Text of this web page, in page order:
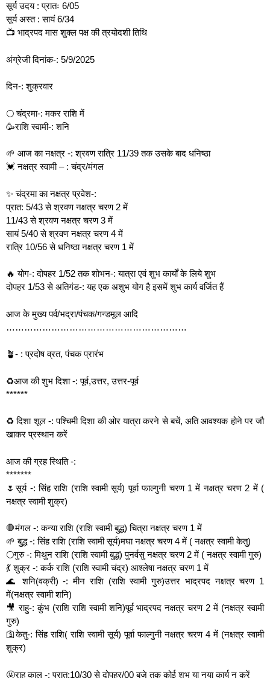
सूर्य उदय : प्रातः 6/05
सूर्य अस्त : सायं 6/34
📺 भाद्रपद मास शुक्ल पक्ष की त्रयोदशी तिथि
अंग्रेजी दिनांक-: 5/9/2025
दिन-: शुक्रवार
🌕 चंद्रमा-: मकर राशि में
🥳राशि स्वामी-: शनि
🌱 आज का नक्षत्र -: श्रवण रात्रि 11/39 तक उसके बाद धनिष्ठा
💓 नक्षत्र स्वामी – : चंद्र/मंगल
✨️ चंद्रमा का नक्षत्र प्रवेश-:
प्रात: 5/43 से श्रवण नक्षत्र चरण 2 में
11/43 से श्रवण नक्षत्र चरण 3 में
सायं 5/40 से श्रवण नक्षत्र चरण 4 में
रात्रि 10/56 से धनिष्ठा नक्षत्र चरण 1 में
🔥 योग-: दोपहर 1/52 तक शोभन-: यात्रा एवं शुभ कार्यों के लिये शुभ
दोपहर 1/53 से अतिगंड-: यह एक अशुभ योग है इसमें शुभ कार्य वर्जित हैं
आज के मुख्य पर्व/भद्रा/पंचक/गन्डमूल आदि
……………………………………………………
🪴- : प्रदोष व्रत, पंचक प्रारंभ
♻️आज की शुभ दिशा -: पूर्व,उत्तर, उत्तर-पूर्व
******
♻️ दिशा शूल -: पश्चिमी दिशा की ओर यात्रा करने से बचें, अति आवश्यक होने पर जौ
खाकर प्रस्थान करें
आज की ग्रह स्थिति -:
*******
🌷सूर्य -: सिंह राशि (राशि स्वामी सूर्य) पूर्वा फाल्गुनी चरण 1 में नक्षत्र चरण 2 में (
नक्षत्र स्वामी शुक्र)
🛑मंगल -: कन्या राशि (राशि स्वामी बुद्ध) चित्रा नक्षत्र चरण 1 में
🌱 बुद्ध -: सिंह राशि (राशि स्वामी सूर्य)मघा नक्षत्र चरण 4 में ( नक्षत्र स्वामी केतु)
🌕गुरु -: मिथुन राशि (राशि स्वामी बुद्ध) पुनर्वसु नक्षत्र चरण 2 में ( नक्षत्र स्वामी गुरु)
💃 शुक्र -: कर्क राशि (राशि स्वामी चंद्र) आश्लेषा नक्षत्र चरण 1 में
🌊 शनि(वक्री) -: मीन राशि (राशि स्वामी गुरु)उत्तर भाद्रपद नक्षत्र चरण 1
में(नक्षत्र स्वामी शनि)
🎥 राहु-: कुंभ (राशि राशि स्वामी शनि)पूर्व भाद्रपद नक्षत्र चरण 2 में (नक्षत्र स्वामी
गुरु)
🛐केतु-: सिंह राशि( राशि स्वामी सूर्य) पूर्वा फाल्गुनी नक्षत्र चरण 4 में (नक्षत्र स्वामी
शुक्र)
🤬राहु काल -: प्रात:10/30 से दोपहर/00 बजे तक कोई शुभ या नया कार्य न करें